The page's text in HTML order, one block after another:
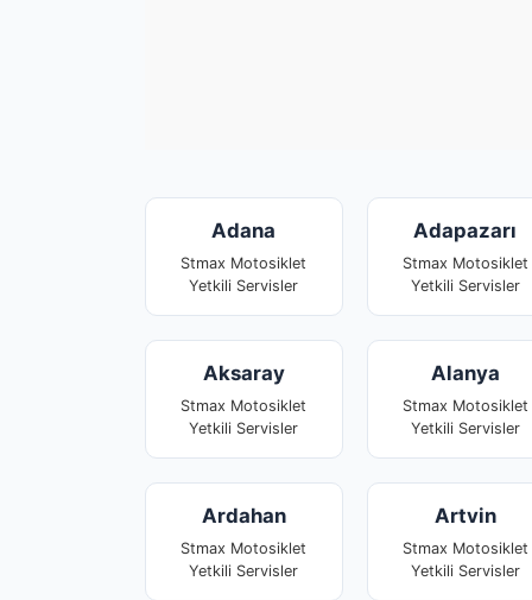
Adana
Stmax Motosiklet
Yetkili Servisler
Adapazarı
Stmax Motosiklet
Yetkili Servisler
Aksaray
Stmax Motosiklet
Yetkili Servisler
Alanya
Stmax Motosiklet
Yetkili Servisler
Ardahan
Stmax Motosiklet
Yetkili Servisler
Artvin
Stmax Motosiklet
Yetkili Servisler